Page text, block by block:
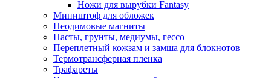
Ножи для вырубки Fantasy
Миништоф для обложек
Неодимовые магниты
Пасты, грунты, медиумы, гессо
Переплетный кожзам и замша для блокнотов
Термотрансферная пленка
Трафареты